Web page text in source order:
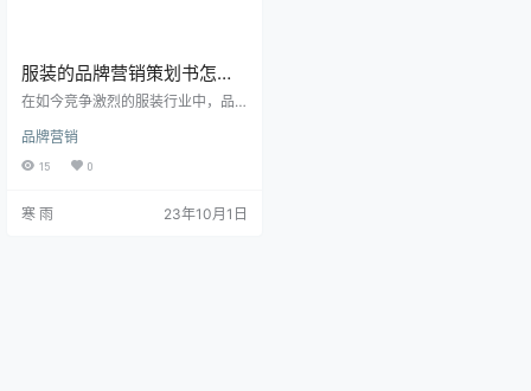
服装的品牌营销策划书怎么
写
在如今竞争激烈的服装行业中，品
工作。一个好的品牌营销策划书不
仅可以为品牌树立形象，还可以吸
品牌营销策划书。 品牌定位 品牌定
品牌营销
15 0
寒 雨 23年10月1日